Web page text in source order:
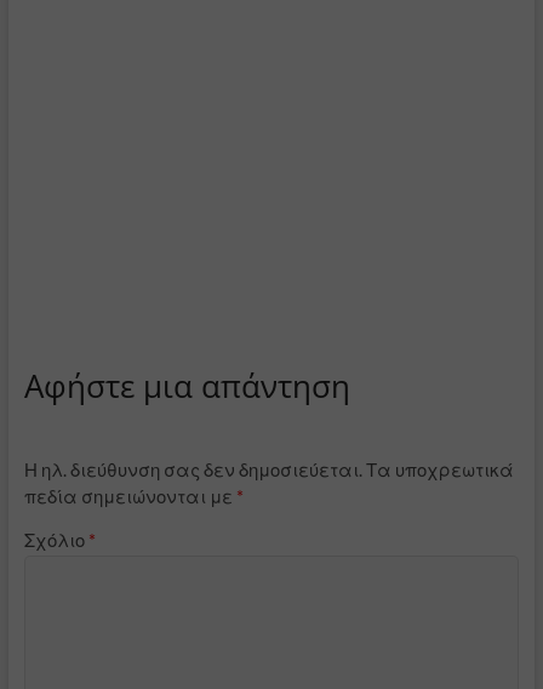
Αφήστε μια απάντηση
Η ηλ. διεύθυνση σας δεν δημοσιεύεται. Τα υποχρεωτικά
πεδία σημειώνονται με *
Σχόλιο *